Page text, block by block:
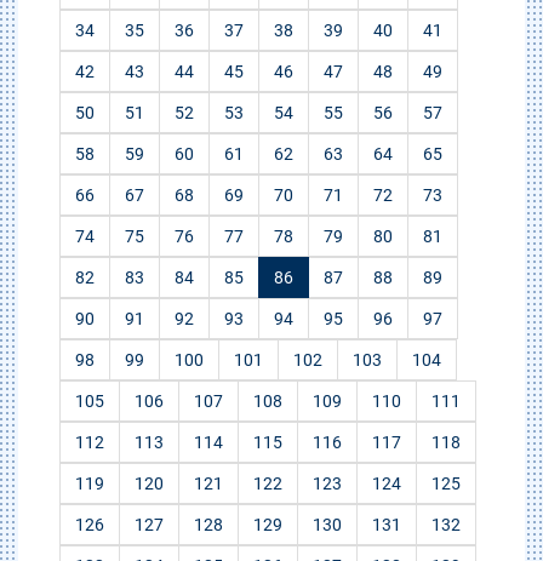
34 35 36 37 38 39 40 41
42 43 44 45 46 47 48 49
50 51 52 53 54 55 56 57
58 59 60 61 62 63 64 65
66 67 68 69 70 71 72 73
74 75 76 77 78 79 80 81
82 83 84 85 86 87 88 89
90 91 92 93 94 95 96 97
98 99 100 101 102 103 104
105 106 107 108 109 110 111
112 113 114 115 116 117 118
119 120 121 122 123 124 125
126 127 128 129 130 131 132